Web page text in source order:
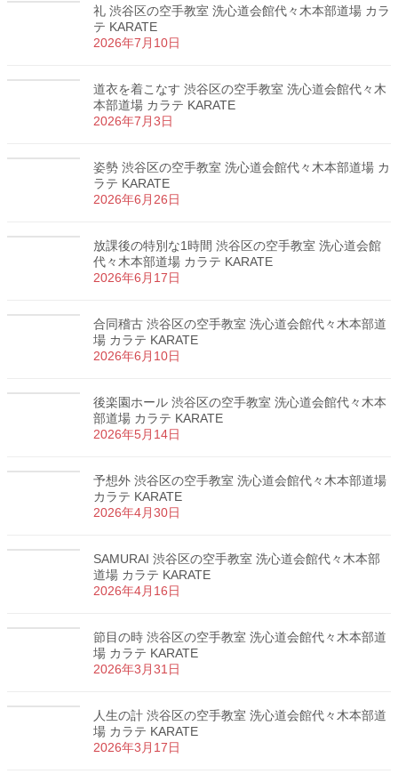
礼 渋谷区の空手教室 洗心道会館代々木本部道場 カラ
テ KARATE
2026年7月10日
道衣を着こなす 渋谷区の空手教室 洗心道会館代々木
本部道場 カラテ KARATE
2026年7月3日
姿勢 渋谷区の空手教室 洗心道会館代々木本部道場 カ
ラテ KARATE
2026年6月26日
放課後の特別な1時間 渋谷区の空手教室 洗心道会館
代々木本部道場 カラテ KARATE
2026年6月17日
合同稽古 渋谷区の空手教室 洗心道会館代々木本部道
場 カラテ KARATE
2026年6月10日
後楽園ホール 渋谷区の空手教室 洗心道会館代々木本
部道場 カラテ KARATE
2026年5月14日
予想外 渋谷区の空手教室 洗心道会館代々木本部道場
カラテ KARATE
2026年4月30日
SAMURAI 渋谷区の空手教室 洗心道会館代々木本部
道場 カラテ KARATE
2026年4月16日
節目の時 渋谷区の空手教室 洗心道会館代々木本部道
場 カラテ KARATE
2026年3月31日
人生の計 渋谷区の空手教室 洗心道会館代々木本部道
場 カラテ KARATE
2026年3月17日